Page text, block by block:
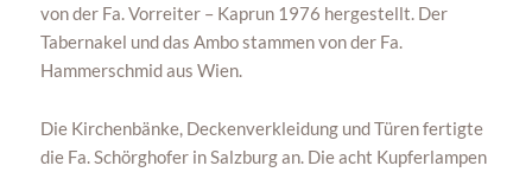
von der Fa. Vorreiter – Kaprun 1976 hergestellt. Der
Tabernakel und das Ambo stammen von der Fa.
Hammerschmid aus Wien.
Die Kirchenbänke, Deckenverkleidung und Türen fertigte
die Fa. Schörghofer in Salzburg an. Die acht Kupferlampen